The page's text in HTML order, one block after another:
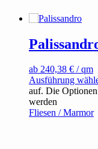
ab 240,38 € / qm
Ausführung
auf. Die
werden
Fliesen / Marmor